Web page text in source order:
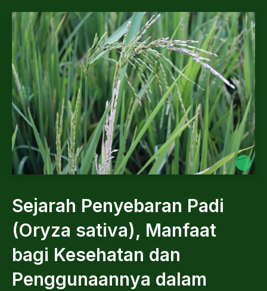
Sejarah Penyebaran Padi
(Oryza sativa), Manfaat
bagi Kesehatan dan
Penggunaannya dalam